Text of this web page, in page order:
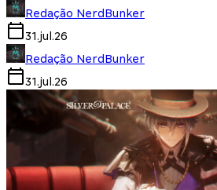
Redação NerdBunker
31.jul.26
Redação NerdBunker
31.jul.26